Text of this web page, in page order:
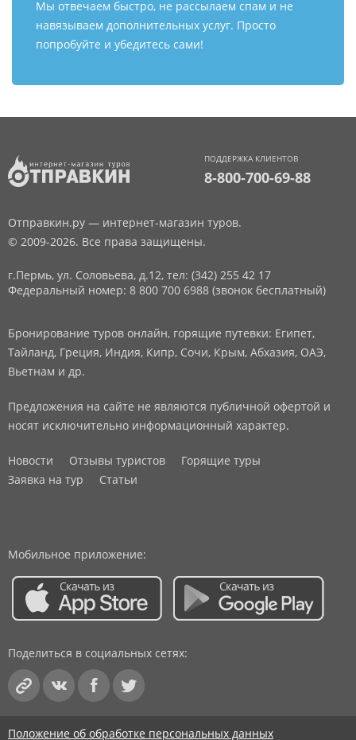
Мы отвечаем быстро, не рассылаем спам и не
навязываем дополнительных услуг. Просто
попробуйте и убедитесь сами!
ПОДДЕРЖКА КЛИЕНТОВ
8-800-700-69-88
Отправкин.ру — интернет-магазин туров.
© 2009-2026. Все права защищены.
г.Пермь, ул. Соловьева, д.12, тел: (342) 255 42 17
Федеральный номер: 8 800 700 6988 (звонок бесплатный)
Бронирование туров онлайн, горящие путевки: Египет,
Тайланд, Греция, Индия, Кипр, Сочи, Крым, Абхазия, ОАЭ,
Вьетнам и др.
Предложения на сайте не являются публичной офертой и
носят исключительно информационный характер.
Новости Отзывы туристов
Горящие туры
Заявка на тур
Статьи
Мобильное приложение:
Поделиться в социальных сетях:
Положение об обработке персональных данных